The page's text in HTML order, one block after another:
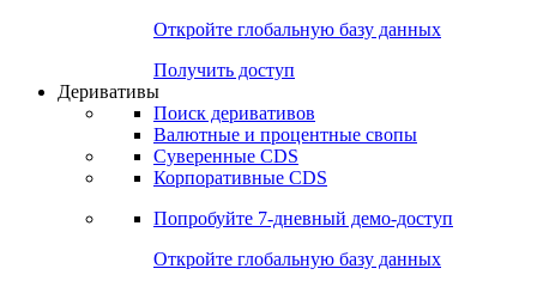
Откройте глобальную базу данных
Получить доступ
Деривативы
Поиск деривативов
Валютные и процентные свопы
Суверенные CDS
Корпоративные CDS
Попробуйте 7-дневный демо-доступ
Откройте глобальную базу данных